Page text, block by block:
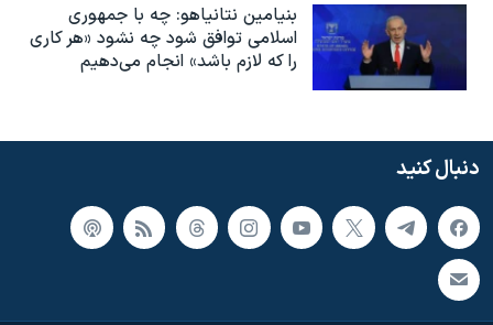
بنیامین نتانیاهو: چه با جمهوری
اسلامی توافق شود چه نشود «هر کاری
را که لازم باشد» انجام می‌دهیم
دنبال کنید